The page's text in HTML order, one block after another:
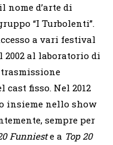
nome d’arte di
“I Turbolenti”.
a vari festival
2002 al laboratorio di
fisso. Nel 2012
insieme nello show
sempre per
Funnieste a Top 20